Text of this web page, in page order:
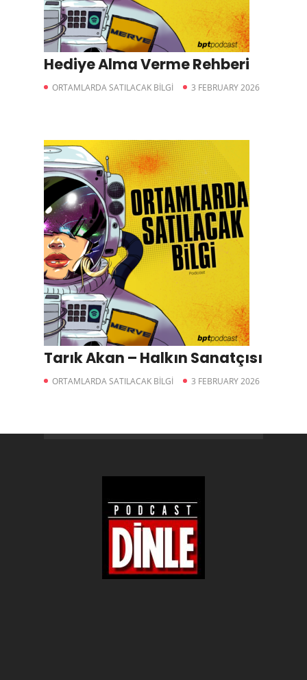
Hediye Alma Verme Rehberi
ORTAMLARDA SATILACAK BİLGİ 3 FEBRUARY 2026
Tarık Akan – Halkın Sanatçısı
ORTAMLARDA SATILACAK BİLGİ 3 FEBRUARY 2026